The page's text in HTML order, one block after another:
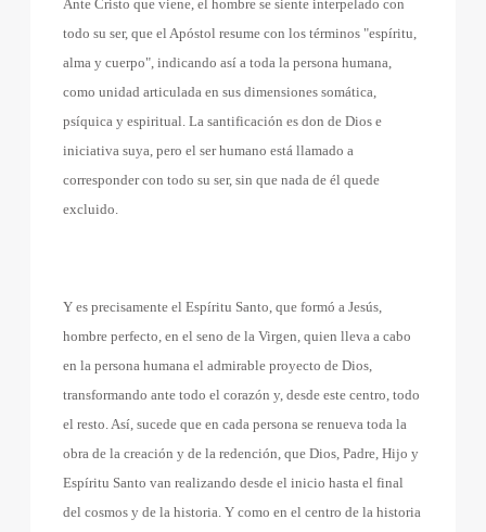
Ante Cristo que viene, el hombre se siente interpelado con
todo su ser, que el Apóstol resume con los términos "espíritu,
alma y cuerpo", indicando así a toda la persona humana,
como unidad articulada en sus dimensiones somática,
psíquica y espiritual. La santificación es don de Dios e
iniciativa suya, pero el ser humano está llamado a
corresponder con todo su ser, sin que nada de él quede
excluido.
Y es precisamente el Espíritu Santo, que formó a Jesús,
hombre perfecto, en el seno de la Virgen, quien lleva a cabo
en la persona humana el admirable proyecto de Dios,
transformando ante todo el corazón y, desde este centro, todo
el resto. Así, sucede que en cada persona se renueva toda la
obra de la creación y de la redención, que Dios, Padre, Hijo y
Espíritu Santo van realizando desde el inicio hasta el final
del cosmos y de la historia. Y como en el centro de la historia